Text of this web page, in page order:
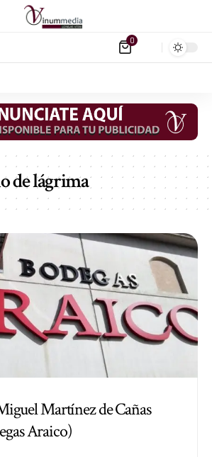
0
de lágrima
Martínez de Cañas
Araico)